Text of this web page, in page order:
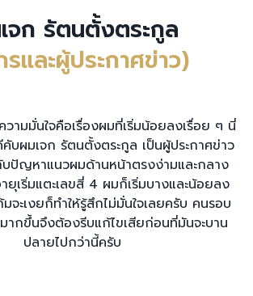
ก รัตนตั้งตระกูล
และผู้ประกาศข่าว)
วามมั่นใจคือเรื่องผมที่เริ่มน้อยลงเรื่อย ๆ นี่
บผมเจก รัตนตั้งตระกูล เป็นผู้ประกาศข่าว
ปัญหาแนวผมด้านหน้าตรงง่ามและกลาง
ยุเริ่มแตะเลขสี่ 4 ผมก็เริ่มบางและน้อยลง
มจะเงยก็ทำให้รู้สึกไม่มั่นใจเลยครับ คนรอบ
มากขึ้นจึงต้องรีบแก้ไขเสียก่อนที่มันจะบาน
ปลายไปกว่านี้ครับ